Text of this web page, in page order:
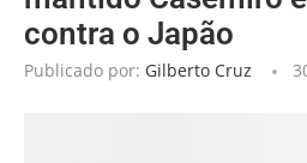
contra o Japão
Publicado por: Gilberto Cruz